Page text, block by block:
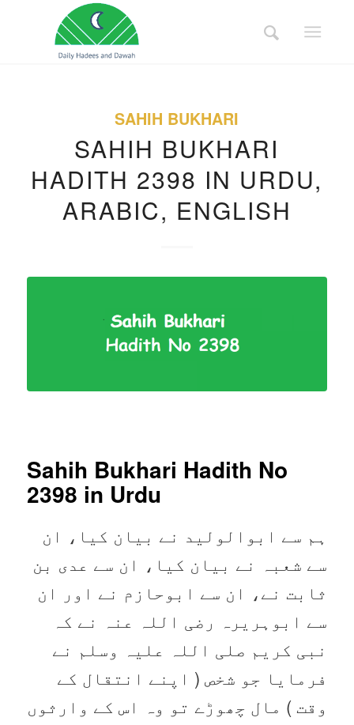
SAHIH BUKHARI
SAHIH BUKHARI
HADITH 2398 IN URDU,
ARABIC, ENGLISH
Sahih Bukhari Hadith No
2398 in Urdu
ہم سے ابوالولید نے بیان کیا، ان
سے شعبہ نے بیان کیا، ان سے عدی بن
ثابت نے، ان سے ابوحازم نے اور ان
سے ابوہریرہ رضی اللہ عنہ نے کہ
نبی کریم صلی اللہ علیہ وسلم نے
فرمایا جو شخص ( اپنے انتقال کے
وقت ) مال چھوڑے تو وہ اس کے وارثوں